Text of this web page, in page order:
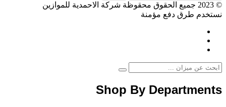
© 2023 جميع الحقوق محقوظة شركة الاحمدية للموازين
نستخدم طرق دفع مؤمنة
Shop By Departments